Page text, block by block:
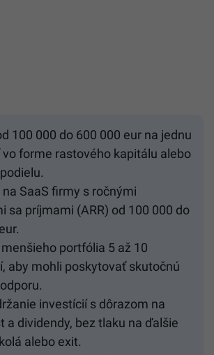
100 000 do 600 000 eur na jednu
forme rastového kapitálu alebo
SaaS firmy s ročnými
sa príjmami (ARR) od 100 000 do
portfólia 5 až 10
aby mohli poskytovať skutočnú
investícií s dôrazom na
a dividendy, bez tlaku na ďalšie
alebo exit.